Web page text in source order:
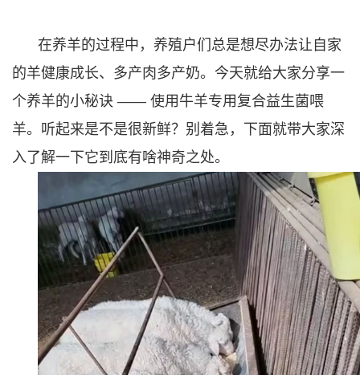
在养羊的过程中，养殖户们总是想尽办法让自家
的羊健康成长、多产肉多产奶。今天就给大家分享一
个养羊的小秘诀 —— 使用牛羊专用复合益生菌喂
羊。听起来是不是很新鲜？别着急，下面就带大家深
入了解一下它到底有啥神奇之处。